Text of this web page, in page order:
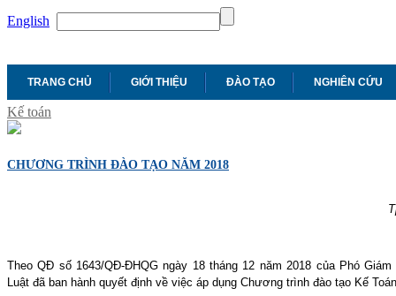
English
TRANG CHỦ GIỚI THIỆU ĐÀO TẠO NGHIÊN CỨU
Kế toán
CHƯƠNG TRÌNH ĐÀO TẠO NĂM 2018
Theo QĐ số 1643/QĐ-ĐHQG ngày 18 tháng 12 năm 2018 của Phó
Luật đã ban hành quyết định về việc áp dụng Chương trình đào tạo Kế